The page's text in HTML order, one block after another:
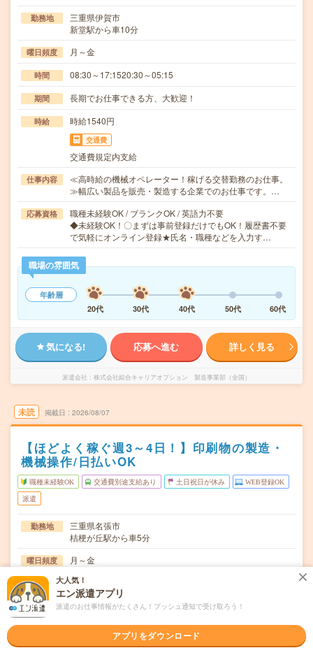
勤務地
三重県伊賀市
新堂駅から車10分
曜日頻度 月～金
時間 08:30～17:1520:30～05:15
期間 長期でお仕事できる方、大歓迎！
時給 時給1540円
交通費
交通費規定内支給
仕事内容
≪高時給の機械オペレーター！稼げる交替勤務のお仕事。
≫幅広い製品を販売・製造する企業でのお仕事です。…
応募資格
職種未経験OK / ブランクOK / 英語力不要
◆未経験OK！〇まずは事前登録だけでもOK！履歴書不要
で気軽にオンライン登録★氏名・職種などを入力す…
職場の雰囲気
年齢層
20代
30代 40代 50代 60代
気になる! 応募へ進む 詳しく見る
派遣会社 株式会社綜合キャリアオプション 製造事業部（全国）
未読 掲載日 2026/08/07
【ほどよく稼ぐ週3～4日！】印刷物の製造・
機械操作/日払いOK
職種未経験OK 交通費別途支給あり 土日祝日が休み WEB登録OK
派遣
勤務地
三重県名張市
桔梗が丘駅から車5分
曜日頻度 月～金
時間 06:30～18:3018:30～06:30
期間 長期でお仕事できる方、大歓迎！
時給1540円
交通費
大人気！
エン派遣アプリ
派遣のお仕事情報がたくさん！プッシュ通知で受け取ろう！
アプリをダウンロード